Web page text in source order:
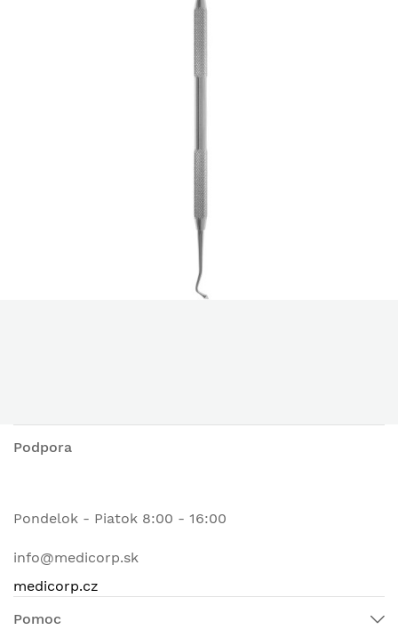
Podpora
Pondelok - Piatok 8:00 - 16:00
info@medicorp.sk
medicorp.cz
Pomoc